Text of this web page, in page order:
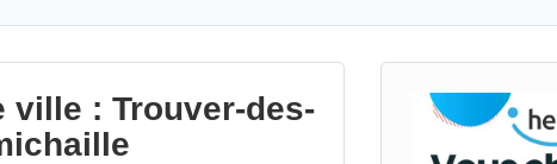
ville : Trouver-des-